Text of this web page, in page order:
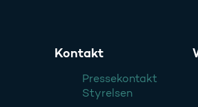
Kontakt
Pressekontakt
Styrelsen